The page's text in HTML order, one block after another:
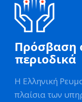
Πρόσβαση
περιοδικά
Η Ελληνική
πλαίσια των